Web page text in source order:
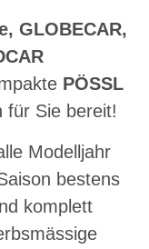
GLOBECAR,
PÖSSL
für Sie bereit!
Modelljahr
bestens
komplett